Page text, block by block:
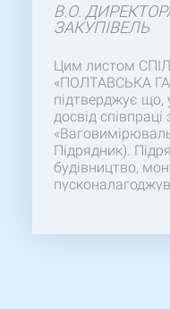
В.О.
ЗАКУПІВЕЛЬ
Цим листом
«ПОЛТАВСЬКА
підтверджує
досвід
Підрядник).
будівництво,
персоналу,